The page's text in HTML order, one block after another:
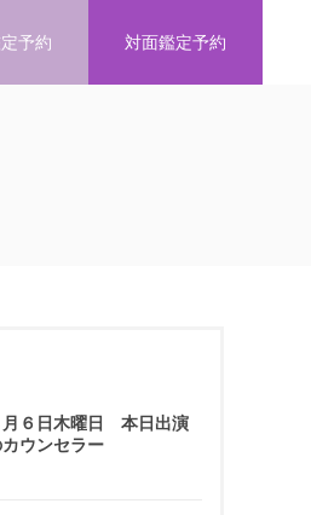
予約 対面鑑定予約
月６日木曜日 本日出演
ウンセラー